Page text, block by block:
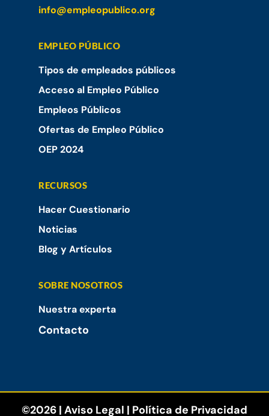
info@empleopublico.org
EMPLEO PÚBLICO
Tipos de empleados públicos
Acceso al Empleo Público
Empleos Públicos
Ofertas de Empleo Público
OEP 2024
RECURSOS
Hacer Cuestionario
Noticias
Blog y Artículos
SOBRE NOSOTROS
Nuestra experta
Contacto
©2026 | Aviso Legal | Política de Privacidad